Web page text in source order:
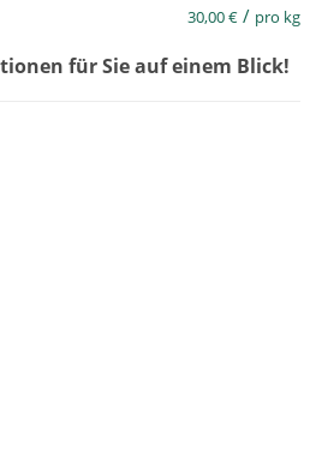
30,00€ / pro kg
für Sie auf einem Blick!